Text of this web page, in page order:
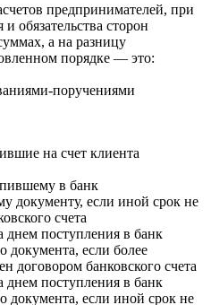
предпринимателей, при
обязательства сторон
а на разницу
порядке — это:
поручениями
на счет клиента
в банк
документу, если иной срок не
счета
днем поступления в банк
документа, если более
договором банковского счета
днем поступления в банк
документа, если иной срок не